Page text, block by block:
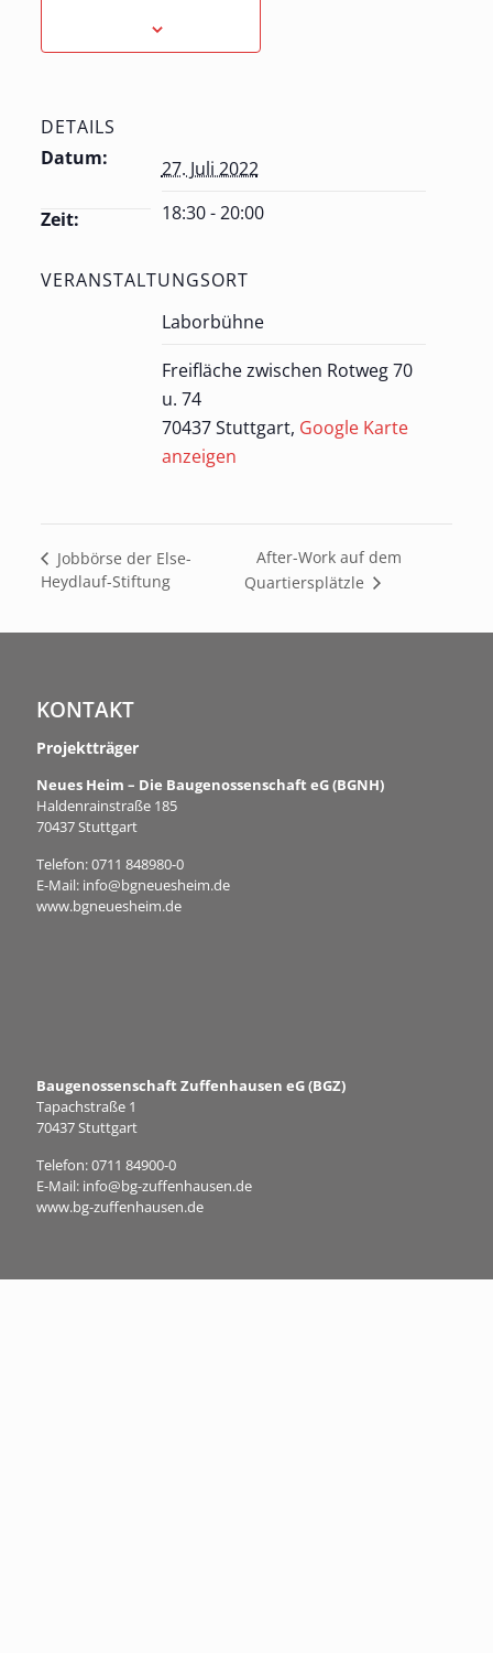
DETAILS
Datum:
27. Juli 2022
Zeit: 18:30 - 20:00
VERANSTALTUNGSORT
Laborbühne
Freifläche zwischen Rotweg 70
u. 74
70437 Stuttgart, Google Karte
anzeigen
Jobbörse der Else-
Heydlauf-Stiftung
After-Work auf dem
Quartiersplätzle
KONTAKT
Projektträger
Neues Heim – Die Baugenossenschaft eG (BGNH)
Haldenrainstraße 185
70437 Stuttgart
Telefon:0711 848980-0
E-Mail: info@bgneuesheim.de
www.bgneuesheim.de
Baugenossenschaft Zuffenhausen eG (BGZ)
Tapachstraße 1
70437 Stuttgart
Telefon:0711 84900-0
E-Mail: info@bg-zuffenhausen.de
www.bg-zuffenhausen.de